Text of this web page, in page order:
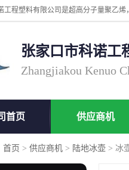
张家口市科诺工
Zhangjiakou Kenuo
首页 供应商机
首页 > 供应商机 > 陆地冰壶 > 冰